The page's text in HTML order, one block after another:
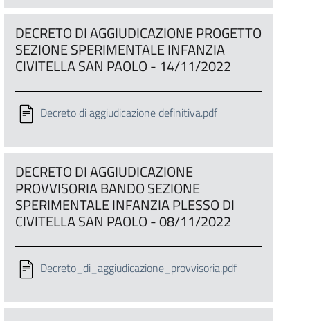
DECRETO DI AGGIUDICAZIONE PROGETTO
SEZIONE SPERIMENTALE INFANZIA
CIVITELLA SAN PAOLO - 14/11/2022
Decreto di aggiudicazione definitiva.pdf
DECRETO DI AGGIUDICAZIONE
PROVVISORIA BANDO SEZIONE
SPERIMENTALE INFANZIA PLESSO DI
CIVITELLA SAN PAOLO - 08/11/2022
Decreto_di_aggiudicazione_provvisoria.pdf